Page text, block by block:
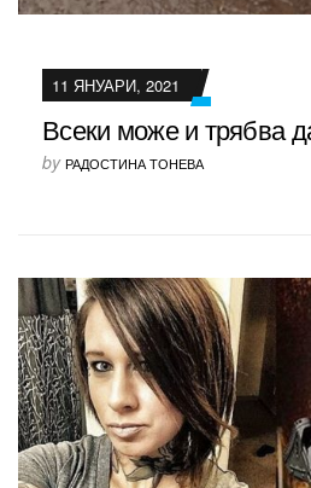
11 ЯНУАРИ, 2021
Всеки може и трябва
by РАДОСТИНА ТОНЕВА